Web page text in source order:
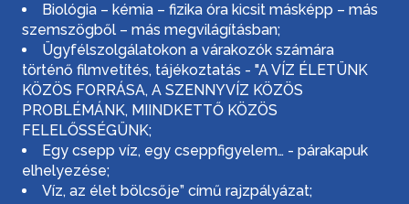
Biológia – kémia – fizika óra kicsit másképp – más
szemszögből – más megvilágításban;
Ügyfélszolgálatokon a várakozók számára
történő filmvetítés, tájékoztatás - "A VÍZ ÉLETÜNK
KÖZÖS FORRÁSA, A SZENNYVÍZ KÖZÖS
PROBLÉMÁNK, MIINDKETTŐ KÖZÖS
FELELŐSSÉGÜNK;
Egy csepp víz, egy cseppfigyelem… - párakapuk
elhelyezése;
Víz, az élet bölcsője” című rajzpályázat;